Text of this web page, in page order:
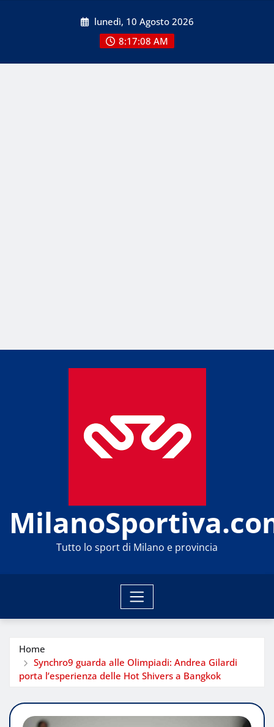
lunedì, 10 Agosto 2026
8:17:08 AM
Tutto lo sport di Milano e provincia
Home
Synchro9 guarda alle Olimpiadi: Andrea Gilardi
porta l’esperienza delle Hot Shivers a Bangkok